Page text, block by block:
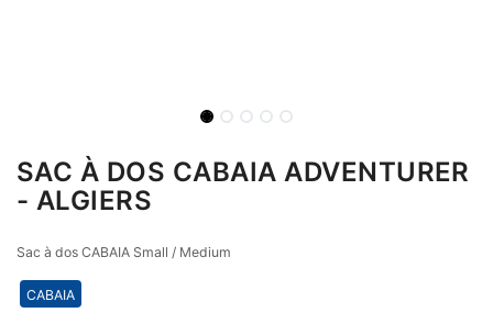
SAC À DOS CABAIA ADVENTURER
- ALGIERS
Sac à dos CABAIA Small / Medium
CABAIA